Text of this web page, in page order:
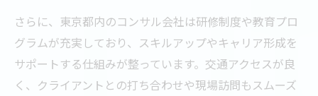
さらに、東京都内のコンサル会社は研修制度や教育プロ
グラムが充実しており、スキルアップやキャリア形成を
サポートする仕組みが整っています。交通アクセスが良
く、クライアントとの打ち合わせや現場訪問もスムーズ